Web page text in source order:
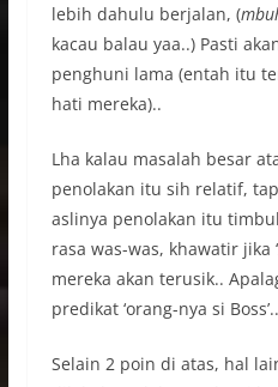
lebih dahulu berjalan, (
kacau balau yaa..) Pasti
penghuni lama (entah itu
hati mereka)..
Lha kalau masalah besar
penolakan itu sih relatif,
aslinya penolakan itu
rasa was-was, khawatir jika
mereka akan terusik..
predikat ‘orang-nya si Boss’..
Selain 2 poin di atas, hal